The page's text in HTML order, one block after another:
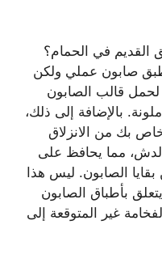
القديم في الحمام؟
طبق صابون عملي ولكن
قالب الصابون
بالإضافة إلى ذلك،
بك من الانزلاق
مما يحافظ على
الصابون. ليس هذا
بأطباق الصابون
غير المتوقعة إلى